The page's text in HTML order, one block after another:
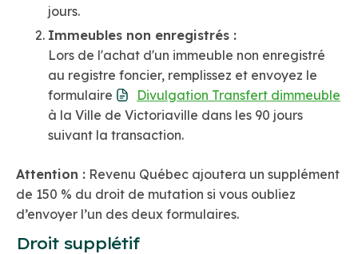
jours.
Immeubles non enregistrés :
Lors de l'achat d'un immeuble non enregistré
au registre foncier, remplissez et envoyez le
formulaire
Divulgation Transfert dimmeuble
à la Ville de Victoriaville dans les 90 jours
suivant la transaction.
Attention : Revenu Québec ajoutera un supplément
de 150 % du droit de mutation si vous oubliez
d’envoyer l’un des deux formulaires.
Droit supplétif